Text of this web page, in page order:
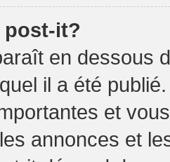
post-it?
en dessous
il a été
et
annonces et